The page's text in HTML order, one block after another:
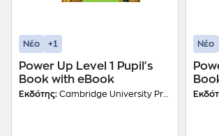
Νέο +1
Power Up Level 1 Pupil's
Book with eBook
Εκδότης: Cambridge University Press
Νέο